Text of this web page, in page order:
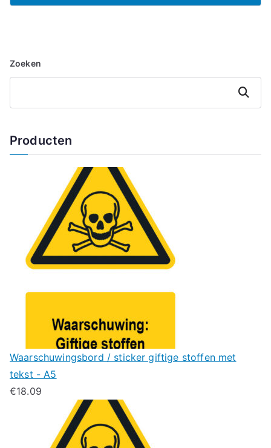
Zoeken
Zoeken
Producten
Waarschuwingsbord / sticker giftige stoffen met
tekst - A5
€18.09